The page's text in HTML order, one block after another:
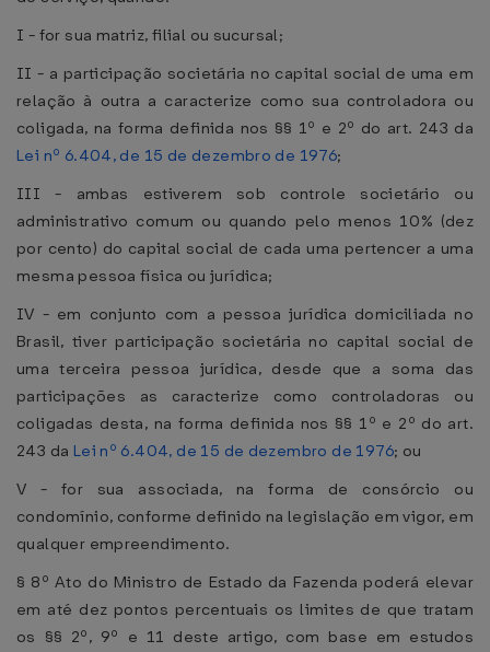
I - for sua matriz, filial ou sucursal;
II - a participação societária no capital social de uma em
relação à outra a caracterize como sua controladora ou
coligada, na forma definida nos §§ 1º e 2º do art. 243 da
Lei nº 6.404, de 15 de dezembro de 1976;
III - ambas estiverem sob controle societário ou
administrativo comum ou quando pelo menos 10% (dez
por cento) do capital social de cada uma pertencer a uma
mesma pessoa física ou jurídica;
IV - em conjunto com a pessoa jurídica domiciliada no
Brasil, tiver participação societária no capital social de
uma terceira pessoa jurídica, desde que a soma das
participações as caracterize como controladoras ou
coligadas desta, na forma definida nos §§ 1º e 2º do art.
243 da Lei nº 6.404, de 15 de dezembro de 1976; ou
V - for sua associada, na forma de consórcio ou
condomínio, conforme definido na legislação em vigor, em
qualquer empreendimento.
§ 8º Ato do Ministro de Estado da Fazenda poderá elevar
em até dez pontos percentuais os limites de que tratam
os §§ 2º, 9º e 11 deste artigo, com base em estudos